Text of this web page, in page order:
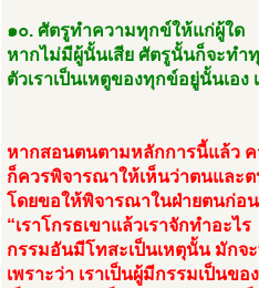
๑๐. ศัตรูทำความทุกข์ให้แก่ผู้ใด
หากไม่มีผู้นั้นเสีย ศัตรูนั้นก็จะทำ
ตัวเราเป็นเหตูของทุกข์อยู่นั้นเอง
หากสอนตนตามหลักการนี้แล้ว ค
ก็ควรพิจารณาให้เห็นว่าตนและ
โดยขอให้พิจารณาในฝ่ายตนก่อ
“เราโกรธเขาแล้วเราจักทำอะไร
กรรมอันมีโทสะเป็นเหตุนั้น มักจ
เพราะว่า เราเป็นผู้มีกรรมเป็นข